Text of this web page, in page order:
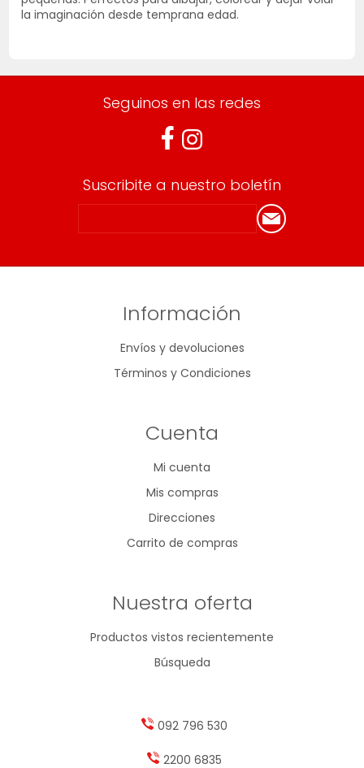
la imaginación desde temprana edad.
Seguinos en las redes
Suscribite a nuestro boletín
Información
Envíos y devoluciones
Términos y Condiciones
Cuenta
Mi cuenta
Mis compras
Direcciones
Carrito de compras
Nuestra oferta
Productos vistos recientemente
Búsqueda
092 796 530
2200 6835